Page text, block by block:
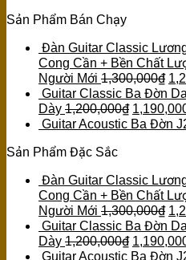
Sản Phẩm Bán Chạy
Đàn Guitar Classic
Cong Cần + Bền Chất
Người Mới 1,300,000₫
Guitar Classic Ba Đờn
Dày 1,200,000₫
Guitar Acoustic Ba Đờn
Sản Phẩm Đặc Sắc
Đàn Guitar Classic
Cong Cần + Bền Chất
Người Mới 1,300,000₫
Guitar Classic Ba Đờn
Dày 1,200,000₫
Guitar Acoustic Ba Đờn